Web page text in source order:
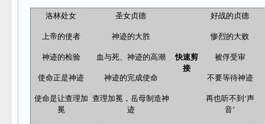
洛林处女 圣女贞德
快速剪
接
好战的贞德
上帝的使者 神迹的大胜 惨烈的大败
神迹的检验 血与死、神迹的高潮 被俘受审
使命正是神迹 神迹的完成使命 不要等待神迹
使命是让查理加
冕
查理加冕，岳母制造神
迹
再也听不到‘声
音’